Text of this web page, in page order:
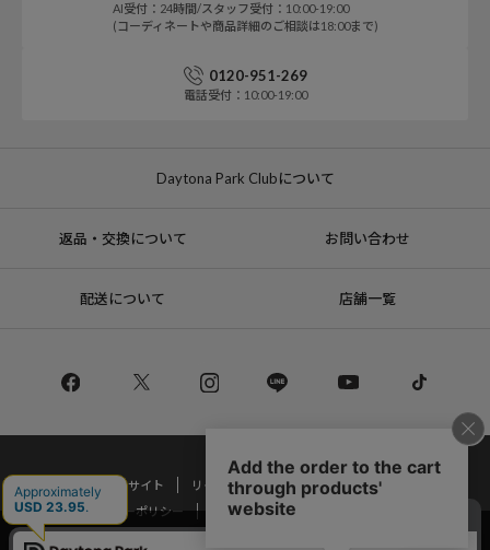
AI受付：24時間/スタッフ受付：10:00-19:00
(コーディネートや商品詳細のご相談は18:00まで)
0120-951-269
電話受付：10:00-19:00
Daytona Park Clubについて
返品・交換について お問い合わせ
配送について 店舗一覧
コーポレートサイト リクルート
サステナブルマークについて
プライバシーポリシー
特定商取引法・古物営業法に基づく表記
当サイトでは利用体験の向上およびコンテンツの最適な提供、トラフィック